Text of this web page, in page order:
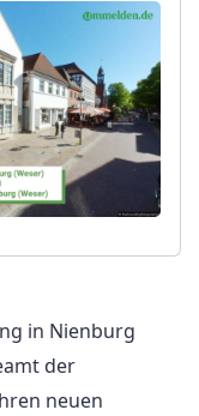
in Nienburg
der
neuen